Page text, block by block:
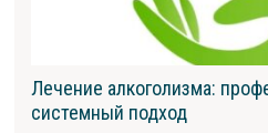
Лечение алкоголизма:
системный подход